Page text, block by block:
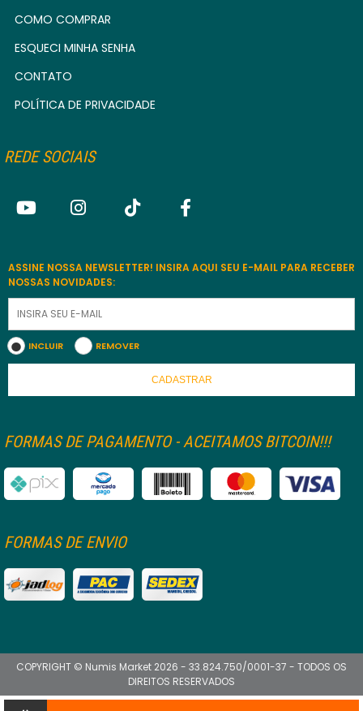
COMO COMPRAR
ESQUECI MINHA SENHA
CONTATO
POLÍTICA DE PRIVACIDADE
REDE SOCIAIS
ASSINE NOSSA NEWSLETTER! INSIRA AQUI SEU E-MAIL PARA RECEBER
NOSSAS NOVIDADES:
INCLUIR REMOVER
CADASTRAR
FORMAS DE PAGAMENTO - ACEITAMOS BITCOIN!!!
FORMAS DE ENVIO
COPYRIGHT © Numis Market 2026 - 33.824.750/0001-37 - TODOS OS
DIREITOS RESERVADOS